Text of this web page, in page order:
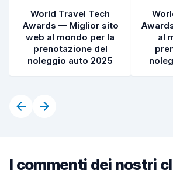
World Travel Tech
Awards — Miglior sito
web al mondo per la
prenotazione del
noleggio auto 2025
al
I commenti dei nostri